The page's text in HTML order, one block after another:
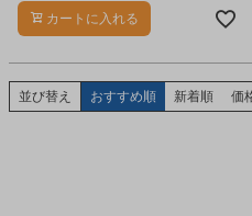
カプセルタイプのハーブ加工製品で
す。
カートに入れる
並び替え おすすめ順 新着順 価